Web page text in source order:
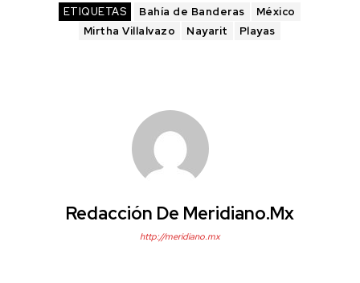
ETIQUETAS Bahía de Banderas
México
Mirtha Villalvazo
Nayarit Playas
Redacción De Meridiano.mx
http://meridiano.mx